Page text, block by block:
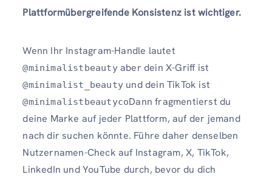
Plattformübergreifende Konsistenz ist wichtiger.
Wenn Ihr Instagram-Handle lautet
@minimalistbeautyaber dein X-Griff ist
@minimalist_beauty und dein TikTok ist
@minimalistbeautycoDann fragmentierst du
deine Marke auf jeder Plattform, auf der jemand
nach dir suchen könnte. Führe daher denselben
Nutzernamen-Check auf Instagram, X, TikTok,
LinkedIn und YouTube durch, bevor du dich